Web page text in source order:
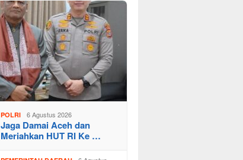
POLRI 6 Agustus 2026
Jaga Damai Aceh dan
Meriahkan HUT RI Ke …